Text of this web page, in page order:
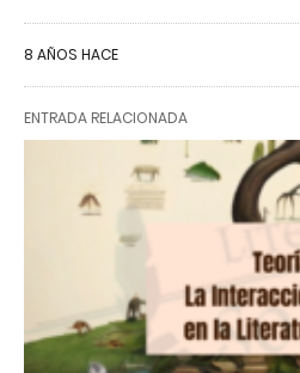
8 AÑOS HACE
ENTRADA RELACIONADA